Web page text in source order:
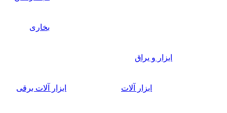
بخاری
ابزار و یراق
ابزار آلات ابزار آلات برقی